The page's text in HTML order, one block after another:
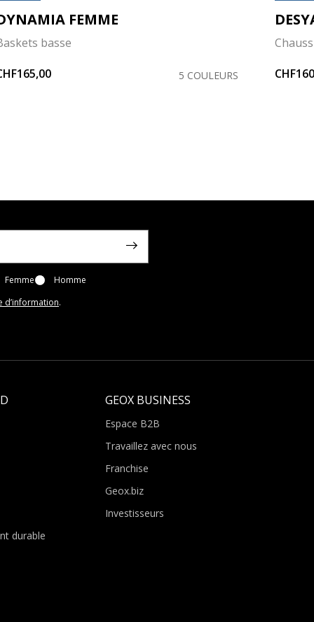
FEMME
basse
5 COULEURS
Femme
Homme
d’information.
durable
GEOX BUSINESS
Espace B2B
Travaillez avec nous
Franchise
Geox.biz
Investisseurs